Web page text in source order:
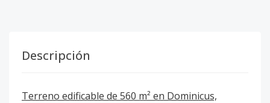
Descripción
Terreno edificable de 560 m² en Dominicus,